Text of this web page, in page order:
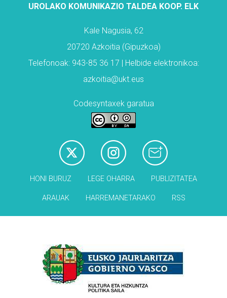
UROLAKO KOMUNIKAZIO TALDEA KOOP. ELK
Kale Nagusia, 62
20720 Azkoitia (Gipuzkoa)
Telefonoak: 943-85 36 17 | Helbide elektronikoa:
azkoitia@ukt.eus
Codesyntaxek garatua
HONI BURUZ LEGE OHARRA PUBLIZITATEA
ARAUAK HARREMANETARAKO RSS